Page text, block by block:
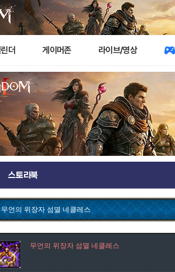
더 게이머존 라이브/영상
스토리북
무언의 위장자 섬멸 네클레스
무언의 위장자 섬멸 네클레스